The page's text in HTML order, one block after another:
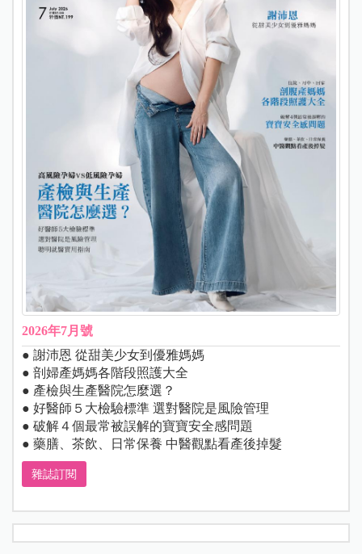
2026年7月號
● 謝沛恩 從甜美少女到優雅媽媽
● 剖婦產媽媽各階段照護大全
● 產檢與生產醫院怎麼選？
● 好醫師５大檢驗標準 選對醫院是風險管理
● 破解４個最常被誤解的寶寶安全感問題
● 藥膳、茶飲、日常保養 中醫觀點看產後掉髮
雜誌訂閱